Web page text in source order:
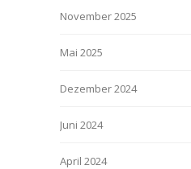
November 2025
Mai 2025
Dezember 2024
Juni 2024
April 2024